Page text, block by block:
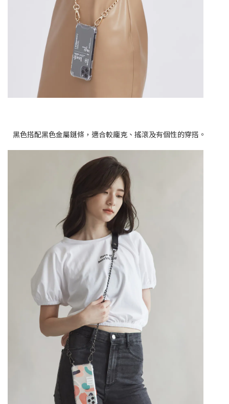
黑色搭配黑色金屬鏈條，適合較龐克、搖滾及有個性的穿搭。